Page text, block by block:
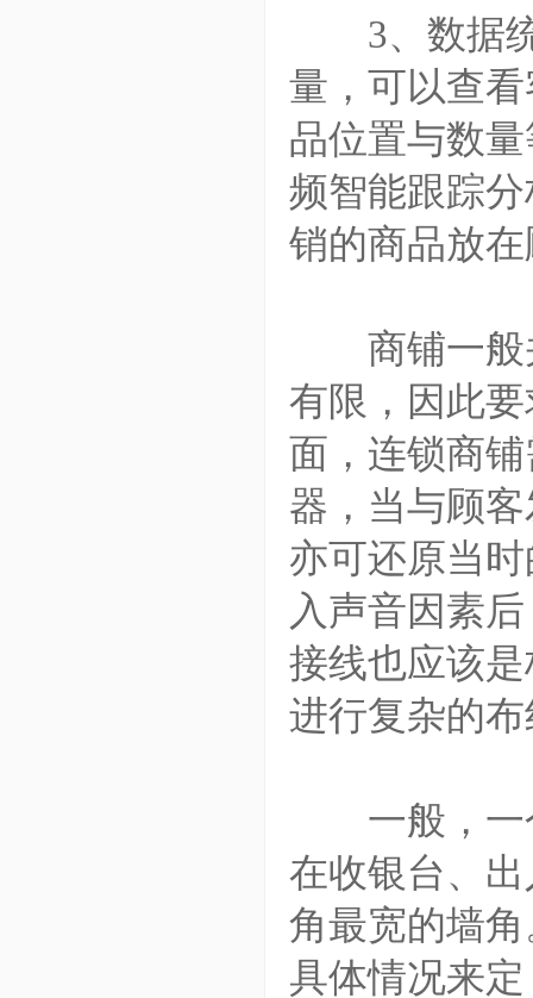
3、数据统
量，可以查
品位置与数
频智能跟踪
销的商品放
商铺一般并
有限，因此
面，连锁商
器，当与顾
亦可还原当
入声音因素
接线也应该
进行复杂的
一般，一个
在收银台、
角最宽的墙
具体情况来